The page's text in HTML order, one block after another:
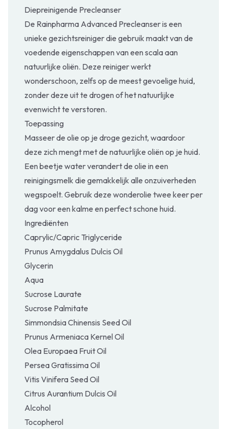
Diepreinigende Precleanser
De Rainpharma Advanced Precleanser is een
unieke gezichtsreiniger die gebruik maakt van de
voedende eigenschappen van een scala aan
natuurlijke oliën. Deze reiniger werkt
wonderschoon, zelfs op de meest gevoelige huid,
zonder deze uit te drogen of het natuurlijke
evenwicht te verstoren.
Toepassing
Masseer de olie op je droge gezicht, waardoor
deze zich mengt met de natuurlijke oliën op je huid.
Een beetje water verandert de olie in een
reinigingsmelk die gemakkelijk alle onzuiverheden
wegspoelt. Gebruik deze wonderolie twee keer per
dag voor een kalme en perfect schone huid.
Ingrediënten
Caprylic/Capric Triglyceride
Prunus Amygdalus Dulcis Oil
Glycerin
Aqua
Sucrose Laurate
Sucrose Palmitate
Simmondsia Chinensis Seed Oil
Prunus Armeniaca Kernel Oil
Olea Europaea Fruit Oil
Persea Gratissima Oil
Vitis Vinifera Seed Oil
Citrus Aurantium Dulcis Oil
Alcohol
Tocopherol